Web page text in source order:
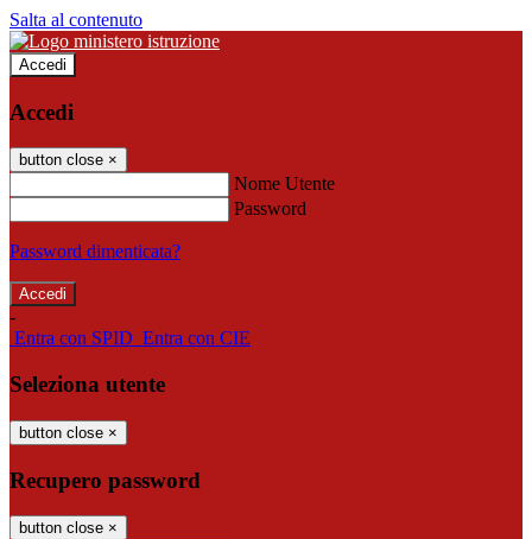
Salta al contenuto
Accedi
Accedi
button close ×
Nome Utente
Password
Password dimenticata?
-
Entra con SPID Entra con CIE
Seleziona utente
button close ×
Recupero password
button close ×